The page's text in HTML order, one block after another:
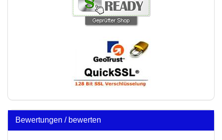
Bewertungen / bewerten